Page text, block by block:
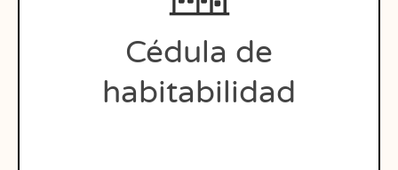
Cédula de
habitabilidad